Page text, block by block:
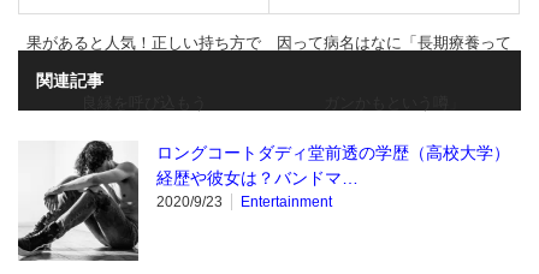
果があると人気！正しい持ち方で 因って病名はなに「長期療養って
関連記事
ロングコートダディ堂前透の学歴（高校大学）
経歴や彼女は？バンドマ…
2020/9/23 Entertainment